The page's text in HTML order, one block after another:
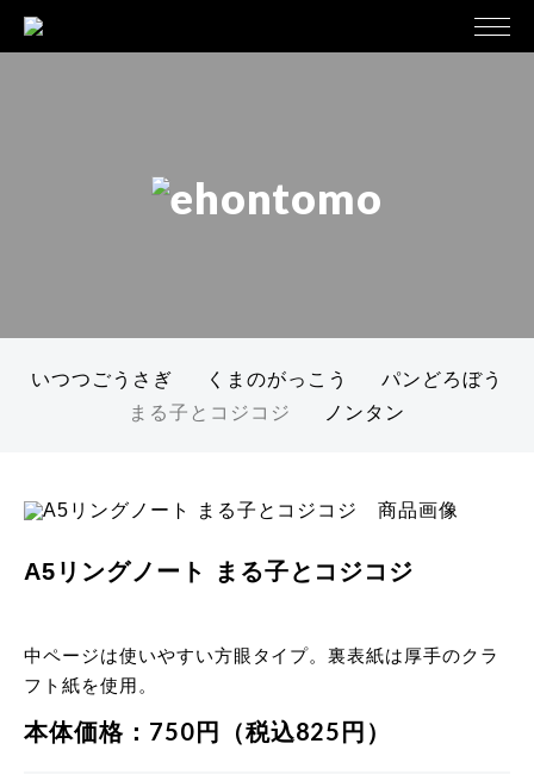
いつつごうさぎ くまのがっこう
パンどろぼう
まる子とコジコジ
ノンタン
A5リングノート まる子とコジコジ
中ページは使いやすい方眼タイプ。裏表紙は厚手のクラ
フト紙を使用。
本体価格：750円（税込825円）